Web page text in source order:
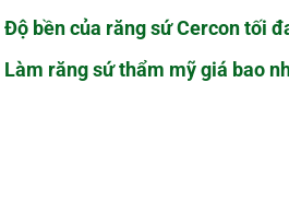
Độ bền của răng sứ Cercon tối
Làm răng sứ thẩm mỹ giá bao